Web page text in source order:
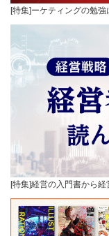
[特集]ーケティングの勉
[特集]経営の入門書から